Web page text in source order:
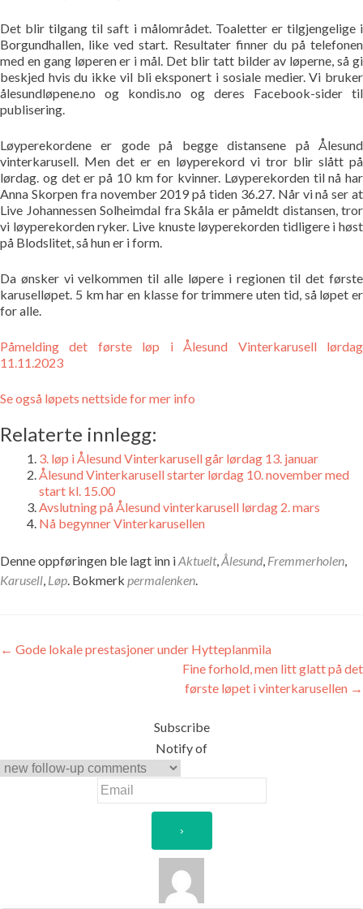
Det blir tilgang til saft i målområdet. Toaletter er tilgjengelige i
Borgundhallen, like ved start. Resultater finner du på telefonen
med en gang løperen er i mål. Det blir tatt bilder av løperne, så gi
beskjed hvis du ikke vil bli eksponert i sosiale medier. Vi bruker
ålesundløpene.no og kondis.no og deres Facebook-sider til
publisering.
Løyperekordene er gode på begge distansene på Ålesund
vinterkarusell. Men det er en løyperekord vi tror blir slått på
lørdag. og det er på 10 km for kvinner. Løyperekorden til nå har
Anna Skorpen fra november 2019 på tiden 36.27. Når vi nå ser at
Live Johannessen Solheimdal fra Skåla er påmeldt distansen, tror
vi løyperekorden ryker. Live knuste løyperekorden tidligere i høst
på Blodslitet, så hun er i form.
Da ønsker vi velkommen til alle løpere i regionen til det første
karuselløpet. 5 km har en klasse for trimmere uten tid, så løpet er
for alle.
Påmelding det første løp i Ålesund Vinterkarusell lørdag
11.11.2023
Se også løpets nettside for mer info
Relaterte innlegg:
3. løp i Ålesund Vinterkarusell går lørdag 13. januar
Ålesund Vinterkarusell starter lørdag 10. november med
start kl. 15.00
Avslutning på Ålesund vinterkarusell lørdag 2. mars
Nå begynner Vinterkarusellen
Denne oppføringen ble lagt inn iAktuelt,Ålesund, Fremmerholen,
Karusell, Løp. Bokmerk permalenken.
Innleggsnavigasjon
← Gode lokale prestasjoner under Hytteplanmila
Fine forhold, men litt glatt på det
første løpet i vinterkarusellen →
Subscribe
Notify of